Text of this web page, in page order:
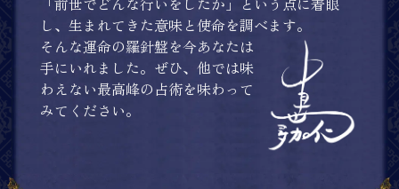
し、生まれてきた意味と使命を調べます。
そんな運命の羅針盤を今あなたは
手にいれました。ぜひ、他では味
わえない最高峰の占術を味わって
みてください。